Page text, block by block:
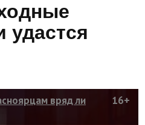
удастся
вряд ли
16+